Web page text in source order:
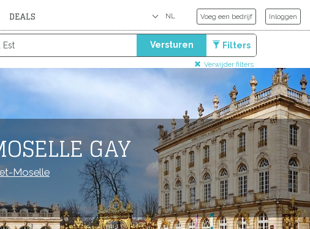
DEALS Voeg een bedrijf Inloggen
Versturen Filters
Verwijder filters
GAY
Moselle